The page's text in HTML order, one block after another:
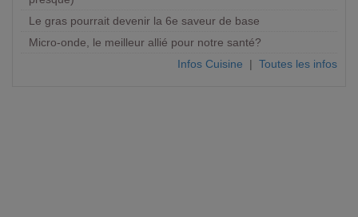
Le gras pourrait devenir la 6e saveur de base
Micro-onde, le meilleur allié pour notre santé?
Infos Cuisine | Toutes les infos